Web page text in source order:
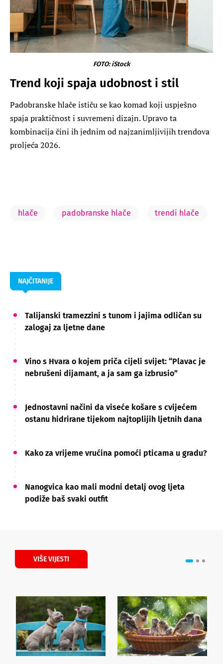
FOTO: iStock
Trend koji spaja udobnost i stil
Padobranske hlače ističu se kao komad koji uspješno
spaja praktičnost i suvremeni dizajn. Upravo ta
kombinacija čini ih jednim od najzanimljivijih trendova
proljeća 2026.
hlače padobranske hlače trendi hlače
NAJČITANIJE
Talijanski tramezzini s tunom i jajima odličan su
zalogaj za ljetne dane
Vino s Hvara o kojem priča cijeli svijet: “Plavac je
nebrušeni dijamant, a ja sam ga izbrusio”
Jednostavni načini da viseće košare s cvijećem
ostanu hidrirane tijekom najtoplijih ljetnih dana
Kako za vrijeme vrućina pomoći pticama u gradu?
Nanogvica kao mali modni detalj ovog ljeta
podiže baš svaki outfit
VIŠE VIJESTI